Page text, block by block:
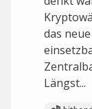
das
Längst...